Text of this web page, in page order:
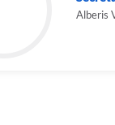
Alberis